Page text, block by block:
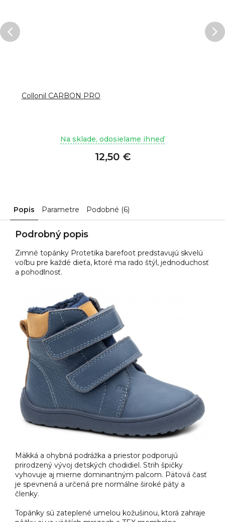
Collonil CARBON PRO
Na sklade, odosielame ihneď
12,50 €
Popis Parametre Podobné (6)
Podrobný popis
Zimné topánky Protetika barefoot predstavujú skvelú
voľbu pre každé dieťa, ktoré ma rado štýl, jednoduchosť
a pohodlnosť.
Mäkká a ohybná podrážka a priestor podporujú
prirodzený vývoj detských chodidiel. Strih špičky
vyhovuje aj mierne dominantným palcom. Pätová časť
je spevnená a určená pre normálne široké päty a
členky.
Topánky sú zateplené umelou kožušinou, ktorá zahraje